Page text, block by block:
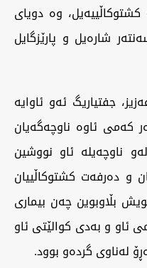
کشتوکاڵییەیل، وە دویای
شارەیل و پارێزگایل
جفتیاریگ ئەو ئاوایە
کەمی ئاوە ناوچەگەیان
ناوچەیلە ئاو نووشین
و دەرفەت کشتوکاڵییان
بڵاوبوین چەن بیماری
و بەدی کوالێتی ئاو
لەناوی گردەو بوود.